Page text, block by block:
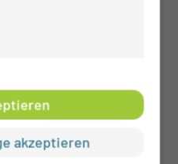
und Therapie eines
des
akzeptieren